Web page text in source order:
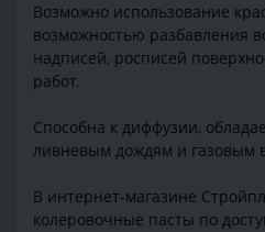
Возможно использование
возможностью разбавления
надписей, росписей
работ.
Способна к диффузии,
ливневым дождям и газовым
В интернет-магазине
колеровочные пасты по